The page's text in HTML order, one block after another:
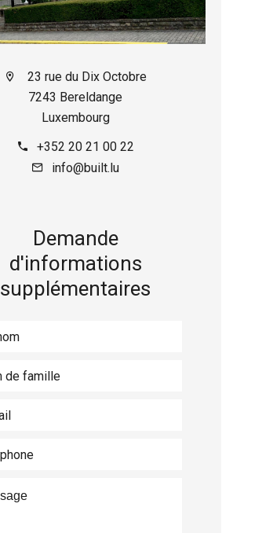
23 rue du Dix Octobre
7243 Bereldange
Luxembourg
+352 20 21 00 22
info@built.lu
Demande
d'informations
supplémentaires